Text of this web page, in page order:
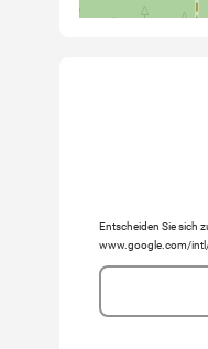
Entscheiden Sie sich
www.google.com/